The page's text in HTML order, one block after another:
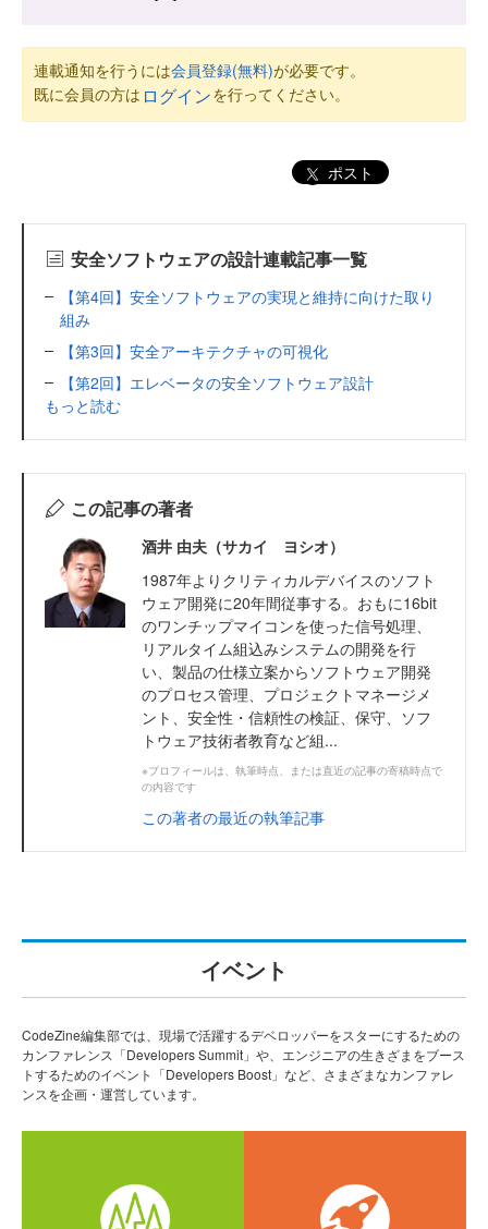
連載通知を行うには会員登録(無料)が必要です。
既に会員の方は ログインを行ってください。
ポスト
安全ソフトウェアの設計連載記事一覧
【第4回】安全ソフトウェアの実現と維持に向けた取り
組み
【第3回】安全アーキテクチャの可視化
【第2回】エレベータの安全ソフトウェア設計
もっと読む
この記事の著者
酒井 由夫（サカイ ヨシオ）
1987年よりクリティカルデバイスのソフト
ウェア開発に20年間従事する。おもに16bit
のワンチップマイコンを使った信号処理、
リアルタイム組込みシステムの開発を行
い、製品の仕様立案からソフトウェア開発
のプロセス管理、プロジェクトマネージメ
ント、安全性・信頼性の検証、保守、ソフ
トウェア技術者教育など組...
※プロフィールは、執筆時点、または直近の記事の寄稿時点で
の内容です
この著者の最近の執筆記事
イベント
CodeZine編集部では、現場で活躍するデベロッパーをスターにするための
カンファレンス「Developers Summit」や、エンジニアの生きざまをブース
トするためのイベント「Developers Boost」など、さまざまなカンファレ
ンスを企画・運営しています。